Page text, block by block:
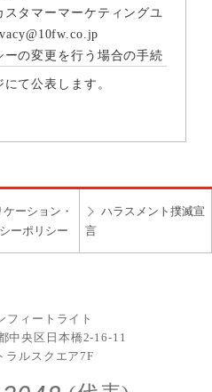
タマーマーケティングユ
ーの変更を行う場合の手続
て公表します。
ケーション・
ーポリシー
ハラスメント撲滅宣
言
フィートライト
中央区日本橋2-16-11
ラルスクエア7F